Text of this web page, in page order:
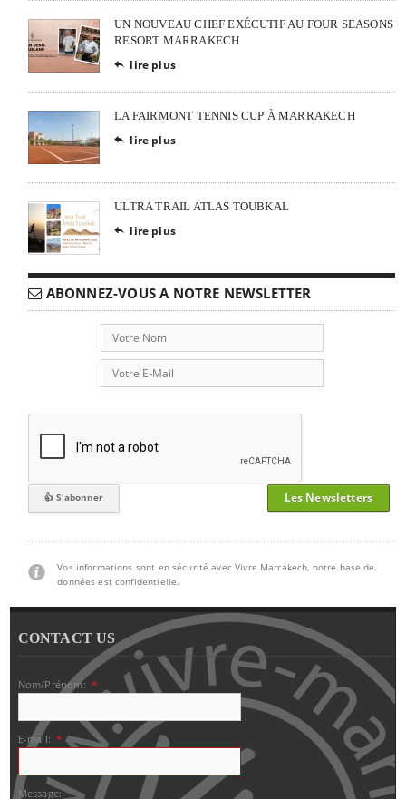
UN NOUVEAU CHEF EXÉCUTIF AU FOUR SEASONS
RESORT MARRAKECH
 lire plus
LA FAIRMONT TENNIS CUP À MARRAKECH
 lire plus
ULTRA TRAIL ATLAS TOUBKAL
 lire plus
ABONNEZ-VOUS A NOTRE NEWSLETTER
Les Newsletters
Vos informations sont en sécurité avec Vivre Marrakech, notre base de
données est confidentielle.
CONTACT US
Nom/Prénom: *
E-mail: *
Message: